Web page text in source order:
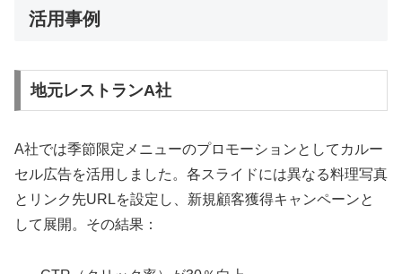
活用事例
地元レストランA社
A社では季節限定メニューのプロモーションとしてカルー
セル広告を活用しました。各スライドには異なる料理写真
とリンク先URLを設定し、新規顧客獲得キャンペーンと
して展開。その結果：